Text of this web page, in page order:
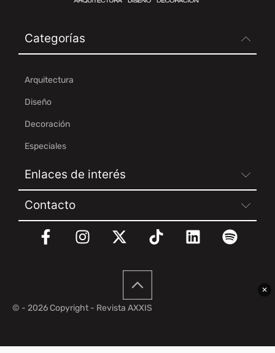
✕
Categorías
Arquitectura
Diseño
Decoración
Especiales
Enlaces de interés
Contacto
© - 2026 Copyright - Revista AXXIS